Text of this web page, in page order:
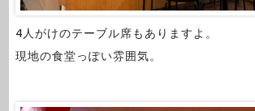
4人がけのテーブル席もありますよ。
現地の食堂っぽい雰囲気。